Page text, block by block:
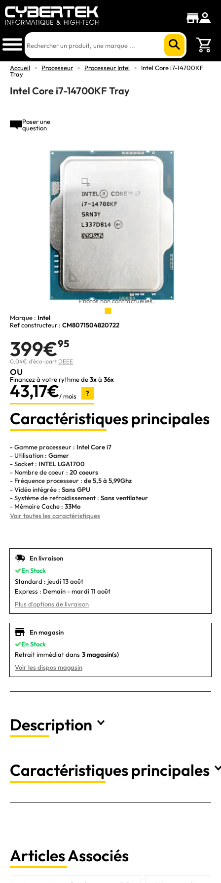
Accueil > Processeur > Processeur Intel >
Intel Core i7-14700KF
Tray
Intel Core i7-14700KF Tray
Poser une
question
Photos non contractuelles.
Marque : Intel
Ref constructeur : CM8071504820722
399€95
0,04€ d'éco-part DEEE
ou
Financez à votre rythme de3xà 36x
43,17€/ mois ?
Caractéristiques principales
- Gamme processeur : Intel Core i7
- Utilisation : Gamer
- Socket : INTEL LGA1700
- Nombre de coeur : 20 coeurs
- Fréquence processeur : de 5,5 à 5,99Ghz
- Vidéo intégrée : Sans GPU
- Systéme de refroidissement : Sans ventilateur
- Mémoire Cache : 33Mo
Voir toutes les caractéristiques
En livraison
En Stock
Standard : jeudi 13 août
Express : Demain - mardi 11 août
Plus d'options de livraison
En magasin
En Stock
Retrait immédiat dans 3 magasin(s)
Voir les dispos magasin
Description
Caractéristiques principales
Articles Associés